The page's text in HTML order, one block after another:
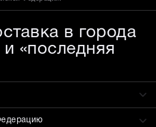
в города
«последняя